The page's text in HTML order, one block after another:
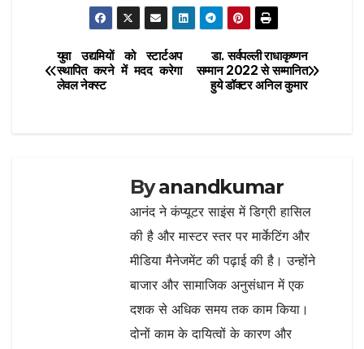
b
o
o
k
r
A
p
p
ra
m
ar
e
Post
navigation
डा. सर्वपल्ली राधाकृष्णन
सम्मान 2022 से सम्मानित
हुये डॉक्टर अनिल कुमार
युवा उद्यमियों को स्टार्टअप
स्थापित करने में मदद करेगा
लेवल नेक्स्ट
Byanandkumar
आनंद ने कंप्यूटर साइंस में डिग्री हासिल
की है और मास्टर स्तर पर मार्केटिंग और
मीडिया मैनेजमेंट की पढ़ाई की है। उन्होंने
बाजार और सामाजिक अनुसंधान में एक
दशक से अधिक समय तक काम किया।
दोनों काम के दायित्वों के कारण और